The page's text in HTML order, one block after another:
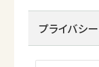
プライバシ